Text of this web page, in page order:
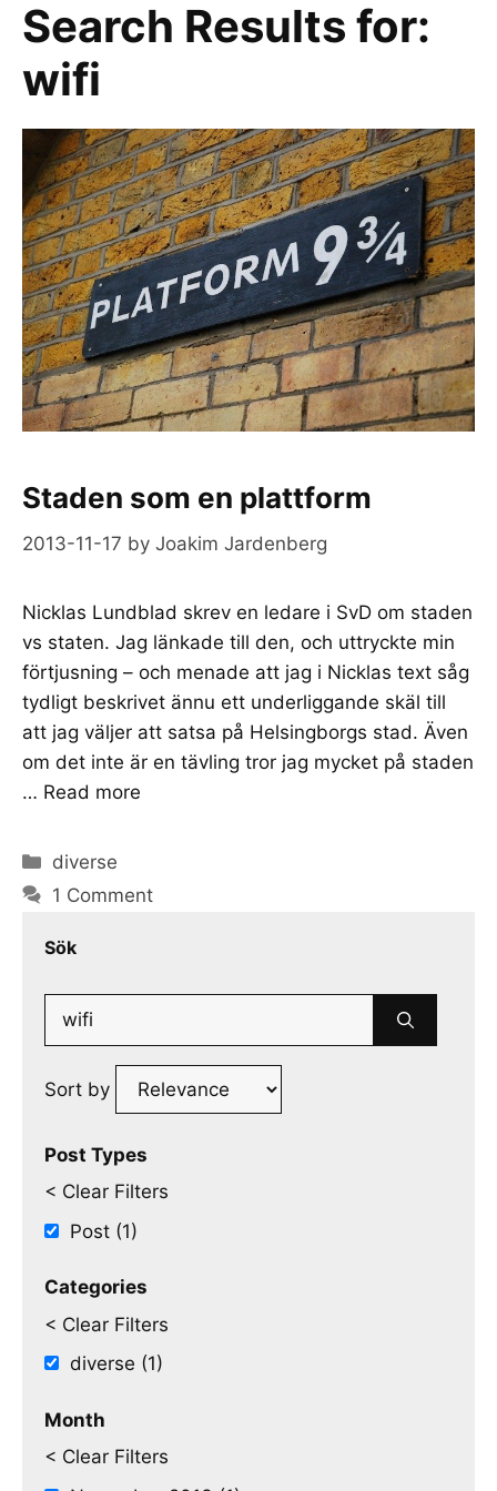
Search Results for:
wifi
Staden som en plattform
2013-11-17 by Joakim Jardenberg
Nicklas Lundblad skrev en ledare i SvD om staden
vs staten. Jag länkade till den, och uttryckte min
förtjusning – och menade att jag i Nicklas text såg
tydligt beskrivet ännu ett underliggande skäl till
att jag väljer att satsa på Helsingborgs stad. Även
om det inte är en tävling tror jag mycket på staden
… Read more
Categories
diverse
1 Comment
Sök
Search
Sort by
Post Types
< Clear Filters
Post (1)
Categories
< Clear Filters
diverse (1)
Month
< Clear Filters